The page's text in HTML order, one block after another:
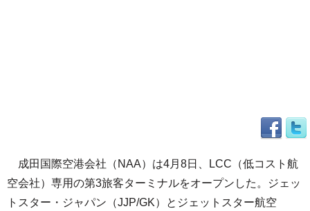
成田国際空港会社（NAA）は4月8日、LCC（低コスト航
空会社）専用の第3旅客ターミナルをオープンした。ジェッ
トスター・ジャパン（JJP/GK）とジェットスター航空